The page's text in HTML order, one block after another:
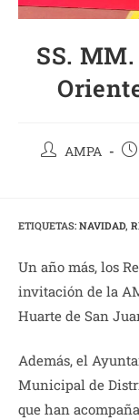
SS.
AutorAMPA
ETIQUETAS: NAVIDAD,
Un año más, los
invitación de la
Huarte de San
Además, el
Municipal de
que han